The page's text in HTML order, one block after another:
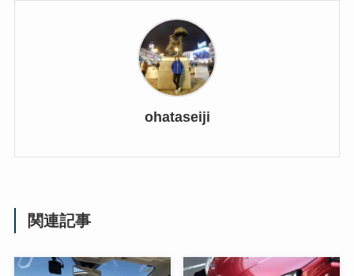
ohataseiji
関連記事